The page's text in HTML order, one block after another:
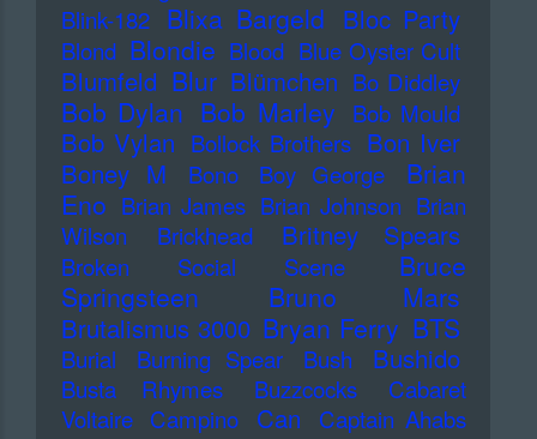
Blink-182 Blixa Bargeld Bloc Party
Blond Blondie Blood Blue Oyster Cult
Blumfeld Blur Blümchen Bo Diddley
Bob Dylan Bob Marley Bob Mould
Bob Vylan Bollock Brothers Bon Iver
Boney M
Bono Boy George
Brian
Eno Brian James Brian Johnson Brian
Wilson
Brickhead Britney Spears
Broken Social Scene
Bruce
Springsteen
Bruno Mars
Brutalismus 3000 Bryan Ferry BTS
Burial Burning Spear Bush Bushido
Busta Rhymes Buzzcocks
Cabaret
Voltaire Campino Can
Captain Ahabs